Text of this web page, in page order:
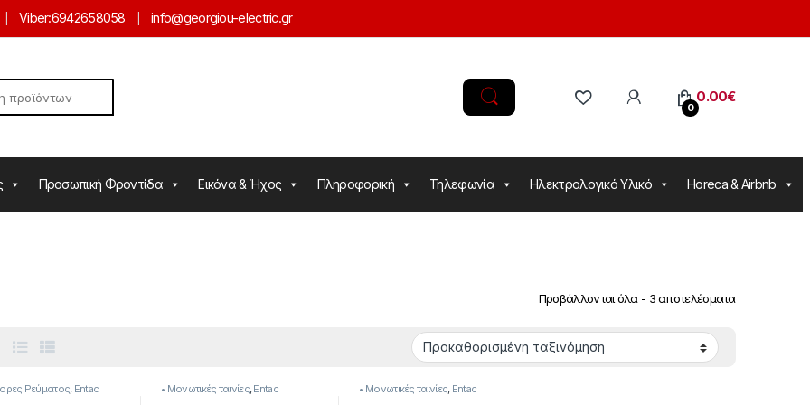
Viber:6942658058 info@georgiou-electric.gr
0
0.00€
Προσωπική Φροντίδα Εικόνα & Ήχος Πληροφορική Τηλεφωνία Ηλεκτρολογικό Υλικό Horeca & Airbnb
Προβάλλονται όλα - 3 αποτελέσματα
Ρεύματος Entac • Μονωτικές ταινίες, Entac • Μονωτικές ταινίες Entac